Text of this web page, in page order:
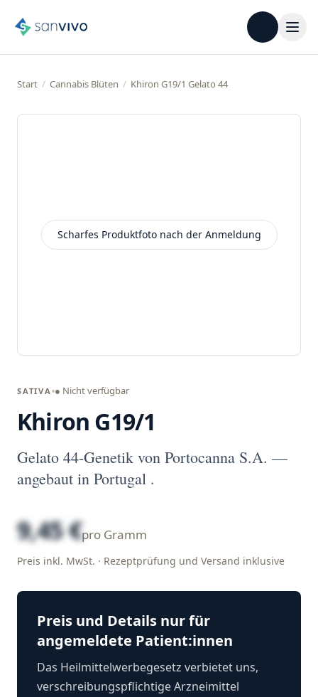
Start / Cannabis Blüten / Khiron G19/1 Gelato 44
Scharfes Produktfoto nach der Anmeldung
SATIVA ● Nicht verfügbar
Khiron G19/1
Gelato 44-Genetik von Portocanna S.A. —
angebaut in Portugal .
9,45 €pro Gramm
Preis inkl. MwSt. · Rezeptprüfung und Versand inklusive
Preis und Details nur für
angemeldete Patient:innen
Das Heilmittelwerbegesetz verbietet uns,
verschreibungspflichtige Arzneimittel